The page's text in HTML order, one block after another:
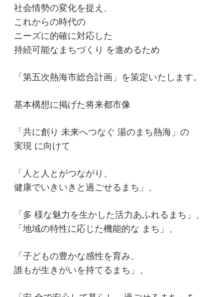
社会情勢の変化を捉え、
これからの時代の
ニーズに的確に対応した
持続可能なまちづくり を進めるため
「第五次熱海市総合計画」を策定いたします。
基本構想に掲げた将来都市像
「共に創り 未来へつなぐ 湯のまち熱海」の
実現 に向けて
「人と人とがつながり、
健康でいきいきと過ごせるまち」、
「多 様な魅力を生かした活力あふれるまち」、
「地域の特性に応じた機能的な まち」、
「子どもの豊かな感性を育み、
誰もが生きがいを持てるまち」、